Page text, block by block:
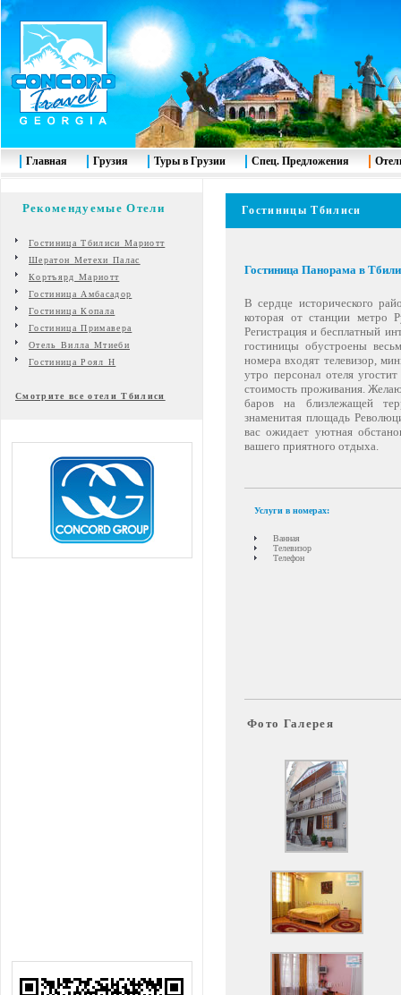
Рекомендуемые Отели
Гостиница Тбилиси Мариотт
Шератон Метехи Палас
Кортъярд Мариотт
Гостиница Амбасадор
Гостиница Копала
Гостиница Примавера
Отель Вилла Мтиеби
Гостиница Роял Н
Смотрите все отели Тбилиси
Гостиницы Тбилиси
Гостиница Панорама в
В сердце исторического
которая от станции метро
Регистрация и бесплатный
гостиницы обустроены
номера входят телевизор,
утро персонал отеля
стоимость проживания.
баров на близлежащей
знаменитая площадь
вас ожидает уютная
вашего приятного отдыха.
Услуги в номерах:
Ванная
Телевизор
Телефон
Фото Галерея
Главная Грузия Туры в Грузии Спец. Предложения